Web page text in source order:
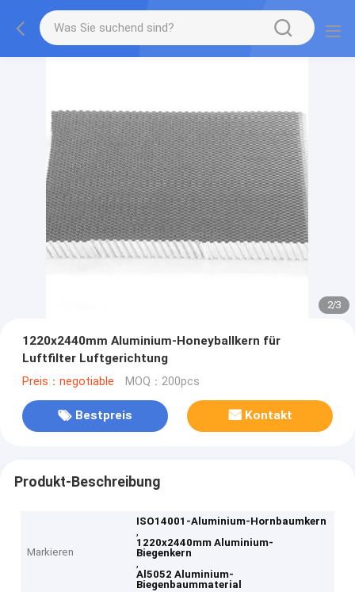
2/3
1220x2440mm Aluminium-Honeyballkern für
Luftfilter Luftgerichtung
Preis：negotiable MOQ：200pcs
Bestpreis Kontakt
Produkt-Beschreibung
Markieren
ISO14001-Aluminium-Hornbaumkern
,
1220x2440mm Aluminium-
Biegenkern
,
Al5052 Aluminium-
Biegenbaummaterial